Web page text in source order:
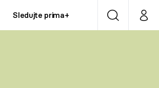
Sledujte prima+ VyhledáváníMůj